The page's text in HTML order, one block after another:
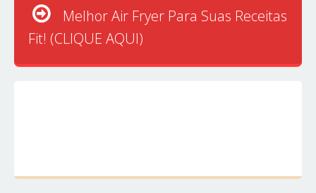
Melhor Air Fryer Para Suas Receitas
Fit! (CLIQUE AQUI)